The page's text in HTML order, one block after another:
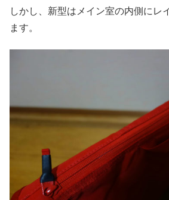
しかし、新型はメイン室の内側にレ
ます。